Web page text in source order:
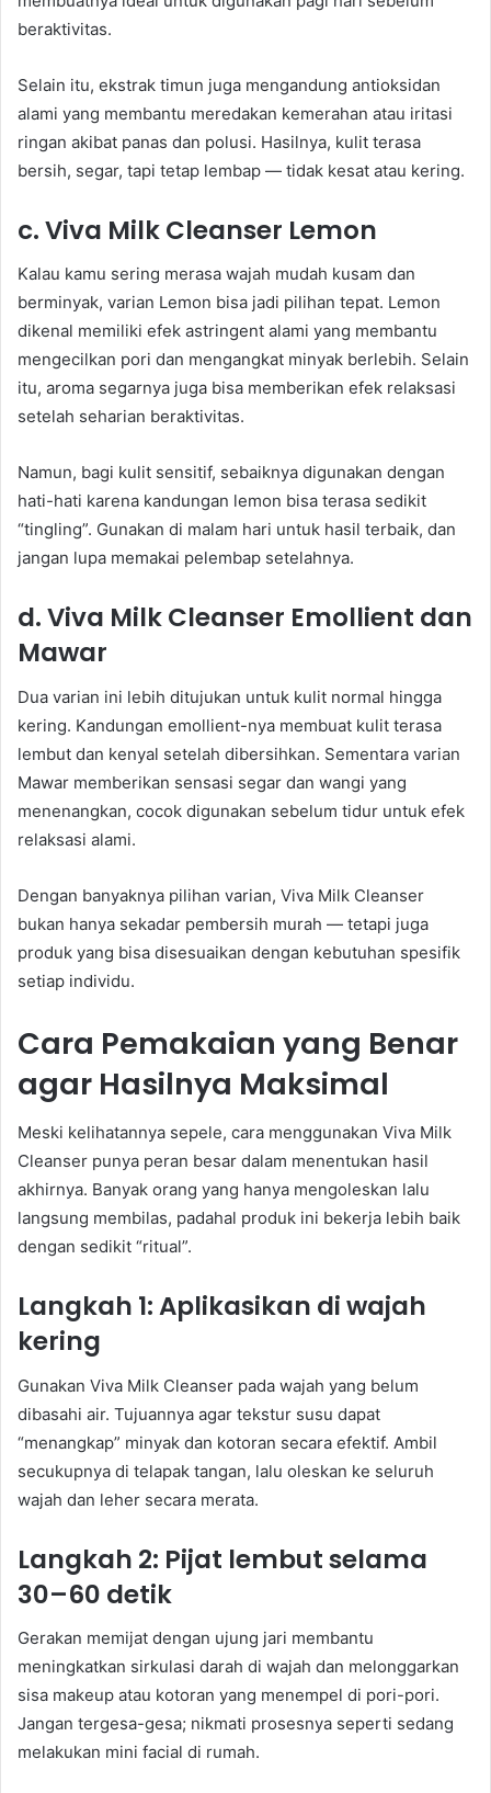
beraktivitas.
Selain itu, ekstrak timun juga mengandung antioksidan
alami yang membantu meredakan kemerahan atau iritasi
ringan akibat panas dan polusi. Hasilnya, kulit terasa
bersih, segar, tapi tetap lembap — tidak kesat atau kering.
c. Viva Milk Cleanser Lemon
Kalau kamu sering merasa wajah mudah kusam dan
berminyak, varian Lemon bisa jadi pilihan tepat. Lemon
dikenal memiliki efek astringent alami yang membantu
mengecilkan pori dan mengangkat minyak berlebih. Selain
itu, aroma segarnya juga bisa memberikan efek relaksasi
setelah seharian beraktivitas.
Namun, bagi kulit sensitif, sebaiknya digunakan dengan
hati-hati karena kandungan lemon bisa terasa sedikit
“tingling”. Gunakan di malam hari untuk hasil terbaik, dan
jangan lupa memakai pelembap setelahnya.
d. Viva Milk Cleanser Emollient dan
Mawar
Dua varian ini lebih ditujukan untuk kulit normal hingga
kering. Kandungan emollient-nya membuat kulit terasa
lembut dan kenyal setelah dibersihkan. Sementara varian
Mawar memberikan sensasi segar dan wangi yang
menenangkan, cocok digunakan sebelum tidur untuk efek
relaksasi alami.
Dengan banyaknya pilihan varian, Viva Milk Cleanser
bukan hanya sekadar pembersih murah — tetapi juga
produk yang bisa disesuaikan dengan kebutuhan spesifik
setiap individu.
Cara Pemakaian yang Benar
agar Hasilnya Maksimal
Meski kelihatannya sepele, cara menggunakan Viva Milk
Cleanser punya peran besar dalam menentukan hasil
akhirnya. Banyak orang yang hanya mengoleskan lalu
langsung membilas, padahal produk ini bekerja lebih baik
dengan sedikit “ritual”.
Langkah 1: Aplikasikan di wajah
kering
Gunakan Viva Milk Cleanser pada wajah yang belum
dibasahi air. Tujuannya agar tekstur susu dapat
“menangkap” minyak dan kotoran secara efektif. Ambil
secukupnya di telapak tangan, lalu oleskan ke seluruh
wajah dan leher secara merata.
Langkah 2: Pijat lembut selama
30–60 detik
Gerakan memijat dengan ujung jari membantu
meningkatkan sirkulasi darah di wajah dan melonggarkan
sisa makeup atau kotoran yang menempel di pori-pori.
Jangan tergesa-gesa; nikmati prosesnya seperti sedang
melakukan mini facial di rumah.